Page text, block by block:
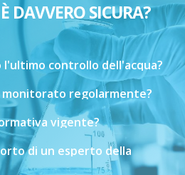
DAVVERO SICURA?
l'ultimo controllo dell'acqua?
monitorato regolarmente?
vigente?
di un esperto della